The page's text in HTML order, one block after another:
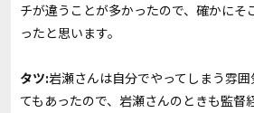
チが違うことが多かったので、確かにそ
ったと思います。
タツ:岩瀬さんは自分でやってしまう雰
てもあったので、岩瀬さんのときも監督